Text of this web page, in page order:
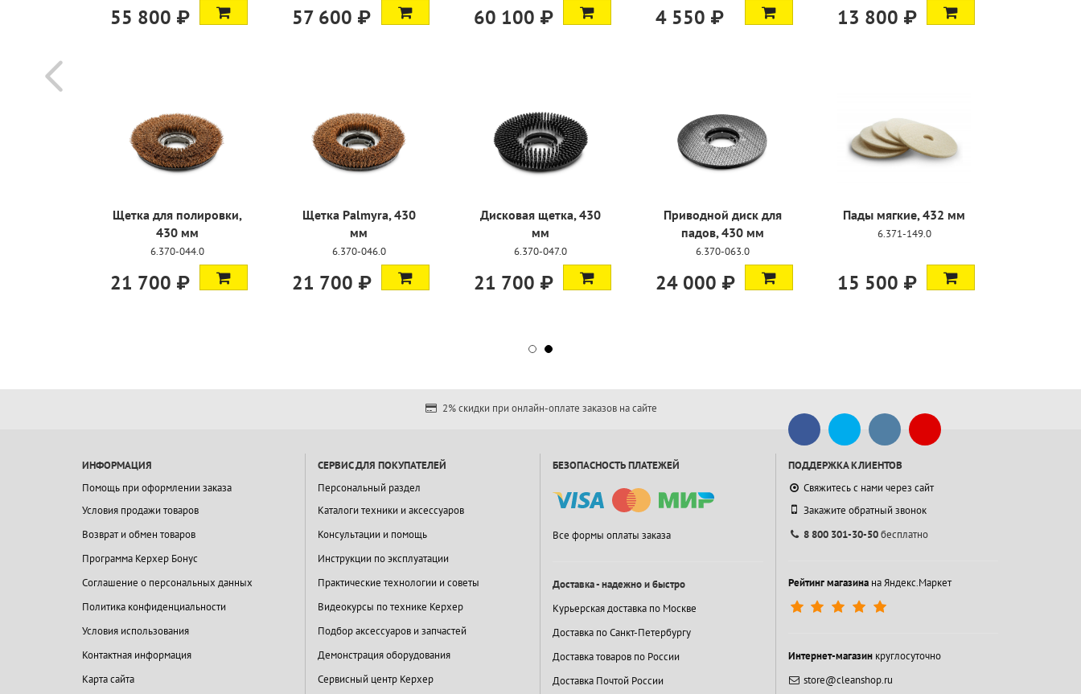
55 800 ₽ 57 600 ₽ 60 100 ₽ 4 550 ₽ 13 800 ₽
Щетка для полировки,
430 мм
6.370-044.0
21 700 ₽
Щетка Palmyra, 430
мм
6.370-046.0
21 700 ₽
Дисковая щетка, 430
мм
6.370-047.0
21 700 ₽
Приводной диск для
падов, 430 мм
6.370-063.0
24 000 ₽
Пады мягкие, 432 мм
6.371-149.0
15 500 ₽
2% скидки при онлайн-оплате заказов на сайте
ИНФОРМАЦИЯ
Помощь при оформлении заказа
Условия продажи товаров
Возврат и обмен товаров
Программа Керхер Бонус
Соглашение о персональных данных
Политика конфиденциальности
Условия использования
Контактная информация
Карта сайта
СЕРВИС ДЛЯ ПОКУПАТЕЛЕЙ
Персональный раздел
Каталоги техники и аксессуаров
Консультации и помощь
Инструкции по эксплуатации
Практические технологии и советы
Видеокурсы по технике Керхер
Подбор аксессуаров и запчастей
Демонстрация оборудования
Сервисный центр Керхер
БЕЗОПАСНОСТЬ ПЛАТЕЖЕЙ
Все формы оплаты заказа
Доставка - надежно и быстро
Курьерская доставка по Москве
Доставка по Санкт-Петербургу
Доставка товаров по России
Доставка Почтой России
ПОДДЕРЖКА КЛИЕНТОВ
Свяжитесь с нами через сайт
Закажите обратный звонок
8 800 301-30-50бесплатно
Рейтинг магазинана Яндекс.Маркет
Интернет-магазинкруглосуточно
store@cleanshop.ru